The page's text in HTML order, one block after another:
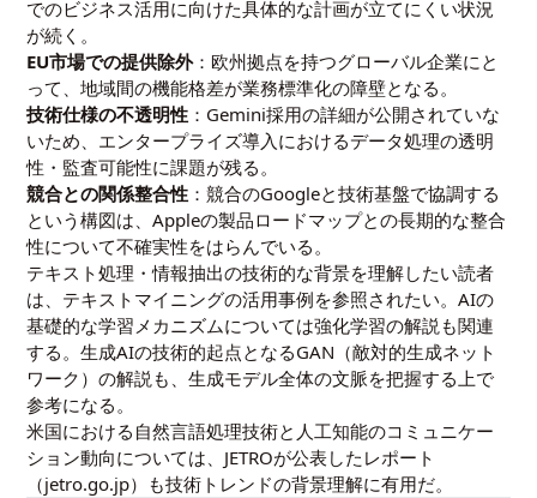
でのビジネス活用に向けた具体的な計画が立てにくい状況
が続く。
EU市場での提供除外：欧州拠点を持つグローバル企業にと
って、地域間の機能格差が業務標準化の障壁となる。
技術仕様の不透明性 ：Gemini採用の詳細が公開されていな
いため、エンタープライズ導入におけるデータ処理の透明
性・監査可能性に課題が残る。
競合との関係整合性 ：競合のGoogleと技術基盤で協調する
という構図は、Appleの製品ロードマップとの長期的な整合
性について不確実性をはらんでいる。
テキスト処理・情報抽出の技術的な背景を理解したい読者
は、 テキストマイニングの活用事例を参照されたい。AIの
基礎的な学習メカニズムについては強化学習の解説も関連
する。生成AIの技術的起点となるGAN（敵対的生成ネット
ワーク）の解説も、生成モデル全体の文脈を把握する上で
参考になる。
米国における自然言語処理技術と人工知能のコミュニケー
ション動向については、JETROが公表したレポート
（jetro.go.jp）も技術トレンドの背景理解に有用だ。